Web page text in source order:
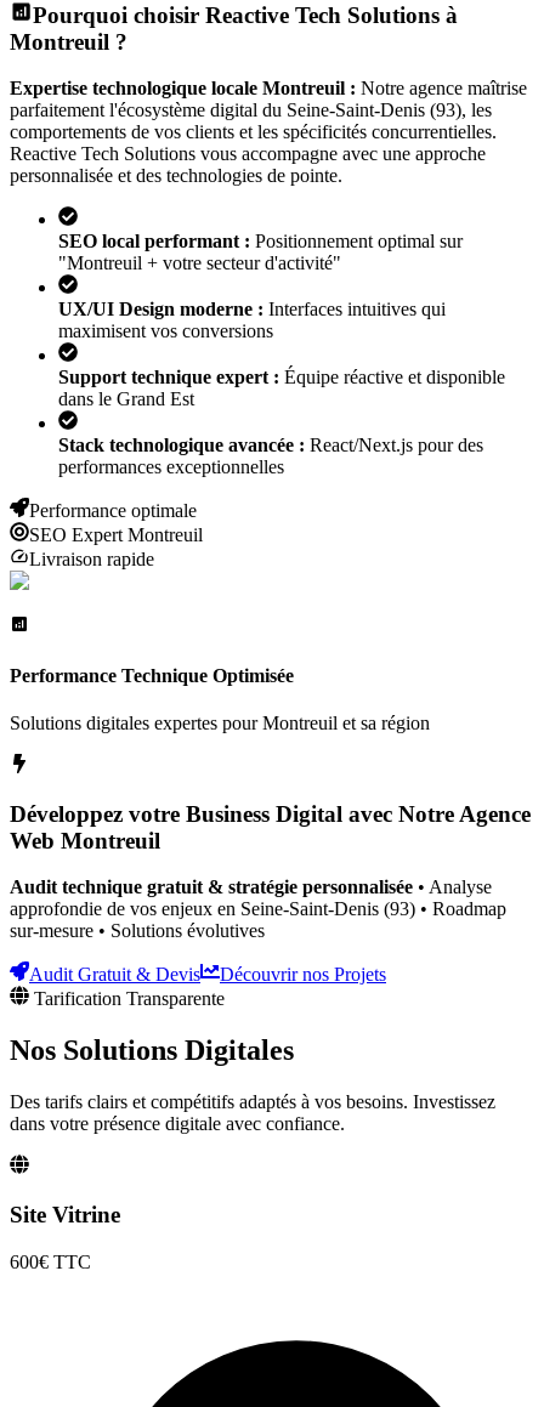
Pourquoi choisir Reactive Tech Solutions à
Montreuil ?
Expertise technologique locale Montreuil : Notre agence maîtrise
parfaitement l'écosystème digital du Seine-Saint-Denis (93), les
comportements de vos clients et les spécificités concurrentielles.
Reactive Tech Solutions vous accompagne avec une approche
personnalisée et des technologies de pointe.
SEO local performant : Positionnement optimal sur
"Montreuil + votre secteur d'activité"
UX/UI Design moderne : Interfaces intuitives qui
maximisent vos conversions
Support technique expert : Équipe réactive et disponible
dans le Grand Est
Stack technologique avancée : React/Next.js pour des
performances exceptionnelles
Performance optimale
SEO Expert Montreuil
Livraison rapide
Performance Technique Optimisée
Solutions digitales expertes pourMontreuil et sa région
Développez votre Business Digital avec Notre Agence
Web Montreuil
Audit technique gratuit & stratégie personnalisée • Analyse
approfondie de vos enjeux en Seine-Saint-Denis (93) • Roadmap
sur-mesure • Solutions évolutives
Audit Gratuit & Devis
Découvrir nos Projets
Tarification Transparente
Nos Solutions Digitales
Des tarifs clairs et compétitifs adaptés à vos besoins. Investissez
dans votre présence digitale avec confiance.
Site Vitrine
600€ TTC